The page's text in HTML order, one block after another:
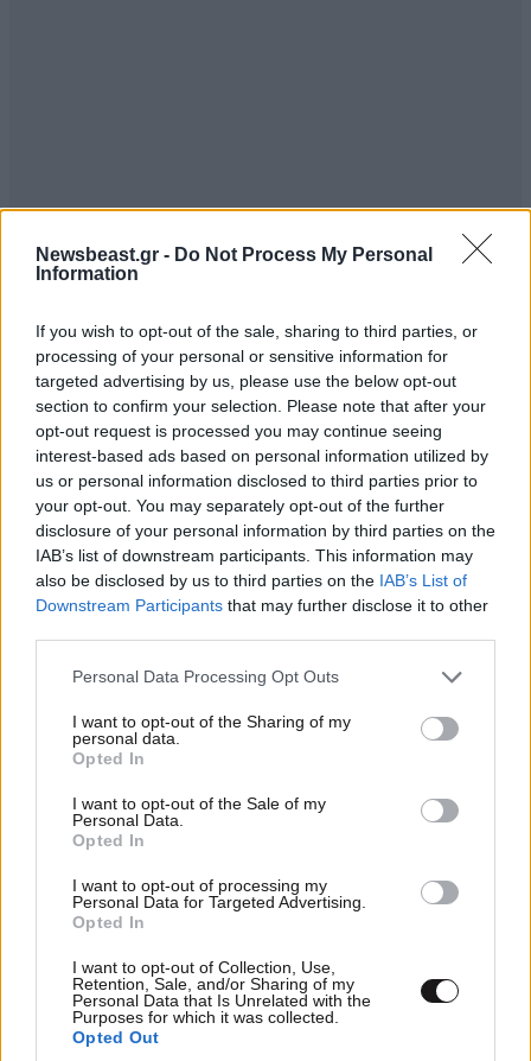
Newsbeast.gr - Do Not Process My Personal
Information
If you wish to opt-out of the sale, sharing to third parties, or
processing of your personal or sensitive information for
targeted advertising by us, please use the below opt-out
section to confirm your selection. Please note that after your
opt-out request is processed you may continue seeing
interest-based ads based on personal information utilized by
us or personal information disclosed to third parties prior to
your opt-out. You may separately opt-out of the further
disclosure of your personal information by third parties on the
IAB’s list of downstream participants. This information may
also be disclosed by us to third parties on the IAB’s List of
Downstream Participants that may further disclose it to other
Please note that this website/app uses one or more Google
not limited to your visit or usage behaviour. You may click to
grant or deny consent to Google and its third-party tags to
use your data for below specified purposes in below Google
consent section.
Personal Data Processing Opt Outs
I want to opt-out of the Sharing of my
personal data.
Opted In
I want to opt-out of the Sale of my
Personal Data.
Opted In
I want to opt-out of processing my
Personal Data for Targeted Advertising.
Opted In
I want to opt-out of Collection, Use,
Retention, Sale, and/or Sharing of my
Personal Data that Is Unrelated with the
Purposes for which it was collected.
Opted Out